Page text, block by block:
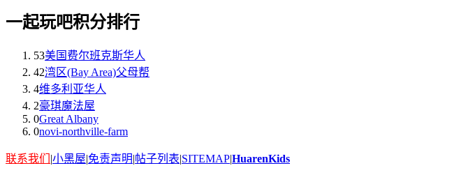
一起玩吧积分排行
53美国费尔班克斯华人
42湾区(Bay Area)父母帮
4维多利亚华人
2豪琪魔法屋
0Great Albany
0novi-northville-farm
联系我们 |小黑屋|免责声明|帖子列表|SITEMAP|HuarenKids